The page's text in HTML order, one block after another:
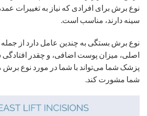
نوع برش برای افرادی که نیاز به تغییرات
سینه دارند، مناسب است.
نوع برش بستگی به چندین عامل دارد از
اصلی، میزان پوست اضافی، و چقدر افتادگی
پزشک شما می‌تواند با شما در مورد نوع
شما مشورت کند.